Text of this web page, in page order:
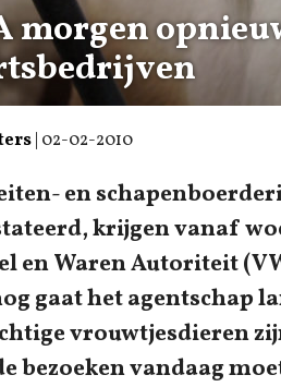
morgen
| 02-02-2010
en
krijgen vanaf
en Waren Autoriteit
gaat het agentschap
vrouwtjesdieren
bezoeken vandaag